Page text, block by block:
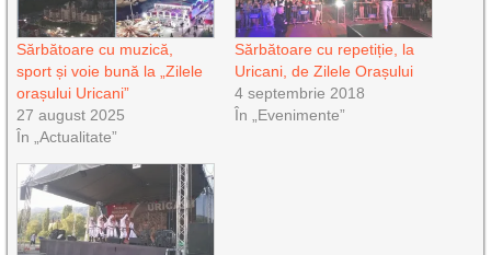
Sărbătoare cu muzică,
sport și voie bună la „Zilele
orașului Uricani”
27 august 2025
În „Actualitate”
Sărbătoare cu repetiție, la
Uricani, de Zilele Orașului
4 septembrie 2018
În „Evenimente”